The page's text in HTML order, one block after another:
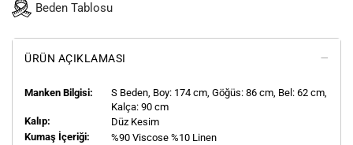
Beden Tablosu
ÜRÜN AÇIKLAMASI
Manken Bilgisi: S Beden, Boy: 174 cm, Göğüs: 86 cm, Bel: 62 cm,
Kalça: 90 cm
Kalıp:
Düz Kesim
Kumaş İçeriği:
%90 Viscose %10 Linen